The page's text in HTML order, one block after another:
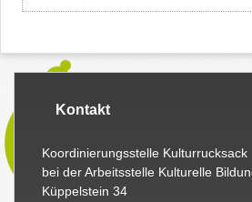
Kontakt
Koordinierungsstelle Kulturrucksack
bei der Arbeitsstelle Kulturelle
Küppelstein 34